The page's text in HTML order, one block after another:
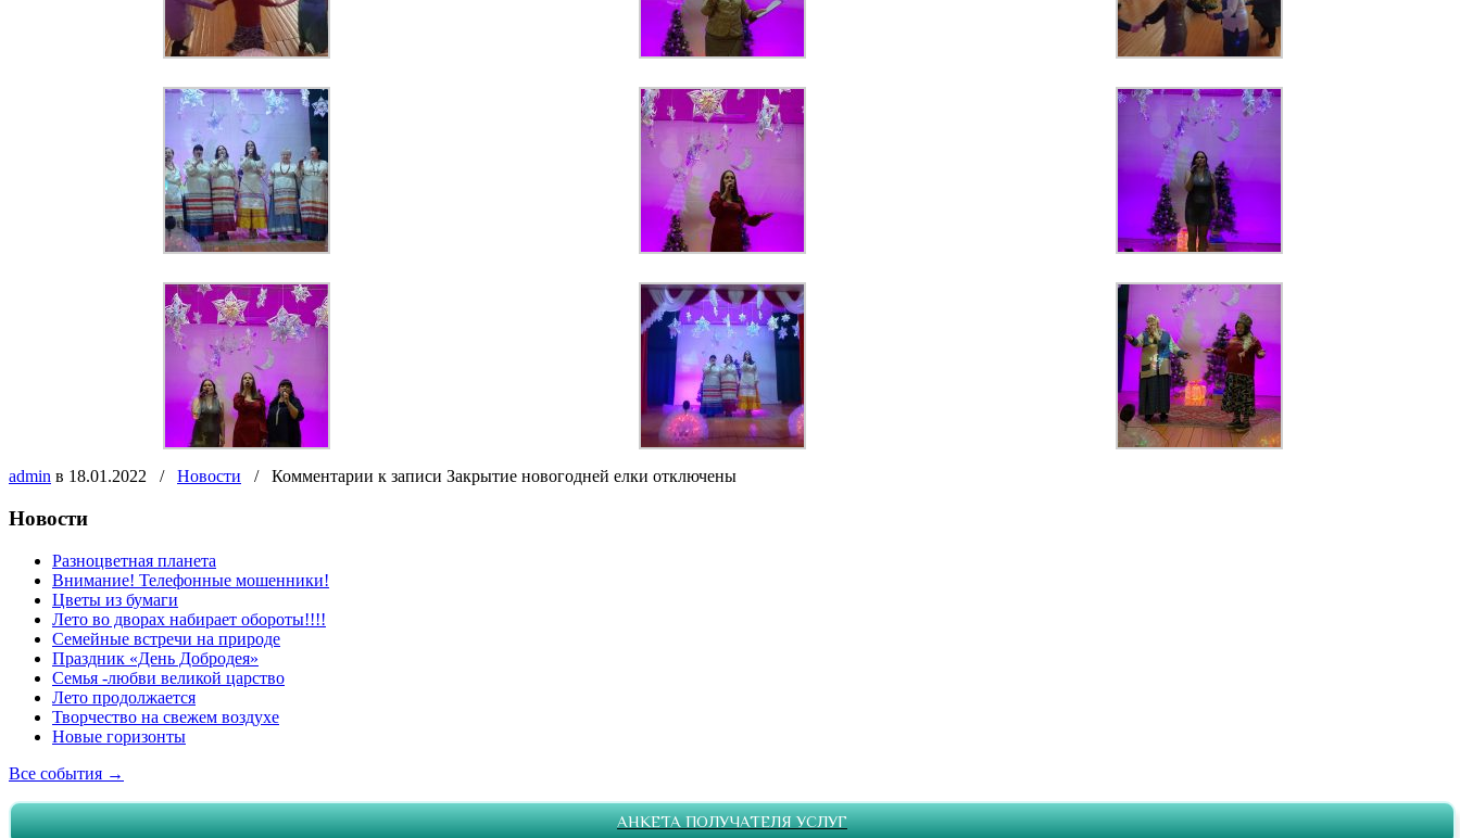
admin в 18.01.2022 / Новости / Комментарии к записи Закрытие новогодней елки отключены
Новости
Разноцветная планета
Внимание! Телефонные мошенники!
Цветы из бумаги
Лето во дворах набирает обороты!!!!
Семейные встречи на природе
Праздник «День Добродея»
Семья -любви великой царство
Лето продолжается
Творчество на свежем воздухе
Новые горизонты
Все события →
АНКЕТА ПОЛУЧАТЕЛЯ УСЛУГ